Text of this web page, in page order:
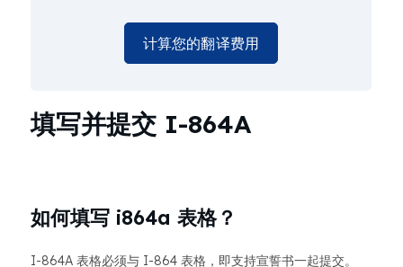
计算您的翻译费用
填写并提交 I-864A
如何填写 i864a 表格？
I-864A 表格必须与 I-864 表格，即支持宣誓书一起提交。